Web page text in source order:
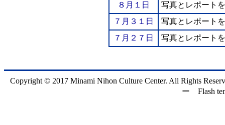
８月１日
写真とレポート
７月３１日
写真とレポート
７月２７日
写真とレポート
Copyright © 2017 Minami Nihon Culture Center. All Rights
ー Flash